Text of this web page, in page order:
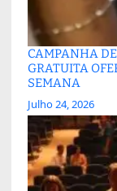
CAMPANHA
GRATUITA
SEMANA
Julho 24, 2026